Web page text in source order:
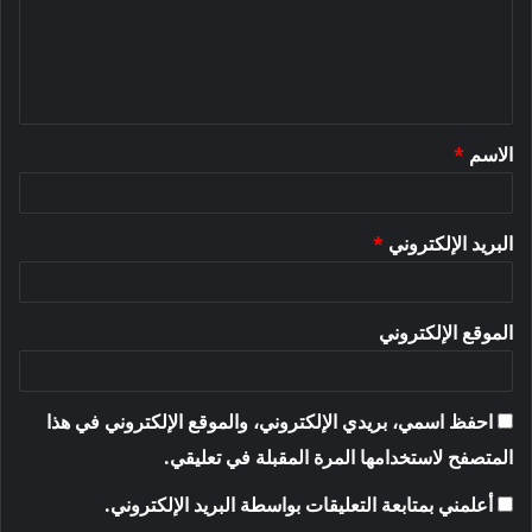
*
الاسم *
البريد الإلكتروني *
الموقع الإلكتروني
احفظ اسمي، بريدي الإلكتروني، والموقع الإلكتروني في هذا
المتصفح لاستخدامها المرة المقبلة في تعليقي.
أعلمني بمتابعة التعليقات بواسطة البريد الإلكتروني.